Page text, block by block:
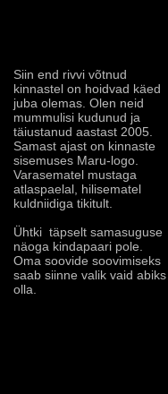
Siin end rivvi võtnud
kinnastel on hoidvad käed
juba olemas. Olen neid
mummulisi kudunud ja
täiustanud aastast 2005.
Samast ajast on kinnaste
sisemuses Maru-logo.
Varasematel mustaga
atlaspaelal, hilisematel
kuldniidiga tikitult.
Ühtki täpselt samasuguse
näoga kindapaari pole.
Oma soovide soovimiseks
saab siinne valik vaid abiks
olla.